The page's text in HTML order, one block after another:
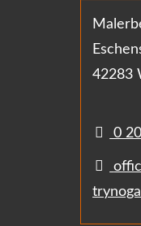
42283
0